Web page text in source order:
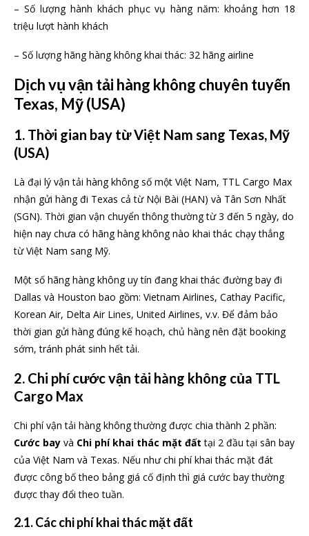
– Số lượng hành khách phục vụ hàng năm: khoảng hơn 18
triệu lượt hành khách
– Số lượng hãng hàng không khai thác: 32 hãng airline
Dịch vụ vận tải hàng không chuyên tuyến
Texas, Mỹ (USA)
1. Thời gian bay từ Việt Nam sang Texas, Mỹ
(USA)
Là đại lý vận tải hàng không số một Việt Nam, TTL Cargo Max
nhận gửi hàng đi Texas cả từ Nội Bài (HAN) và Tân Sơn Nhất
(SGN). Thời gian vận chuyển thông thường từ 3 đến 5 ngày, do
hiện nay chưa có hãng hàng không nào khai thác chạy thẳng
từ Việt Nam sang Mỹ.
Một số hãng hàng không uy tín đang khai thác đường bay đi
Dallas và Houston bao gồm: Vietnam Airlines, Cathay Pacific,
Korean Air, Delta Air Lines, United Airlines, v.v. Để đảm bảo
thời gian gửi hàng đúng kế hoạch, chủ hàng nên đặt booking
sớm, tránh phát sinh hết tải.
2. Chi phí cước vận tải hàng không của TTL
Cargo Max
Chi phí vận tải hàng không thường được chia thành 2 phần:
Cước bay và Chi phí khai thác mặt đất tại 2 đầu tại sân bay
của Việt Nam và Texas. Nếu như chi phí khai thác mặt đát
được công bố theo bảng giá cố định thì giá cước bay thường
được thay đổi theo tuần.
2.1. Các chi phí khai thác mặt đất